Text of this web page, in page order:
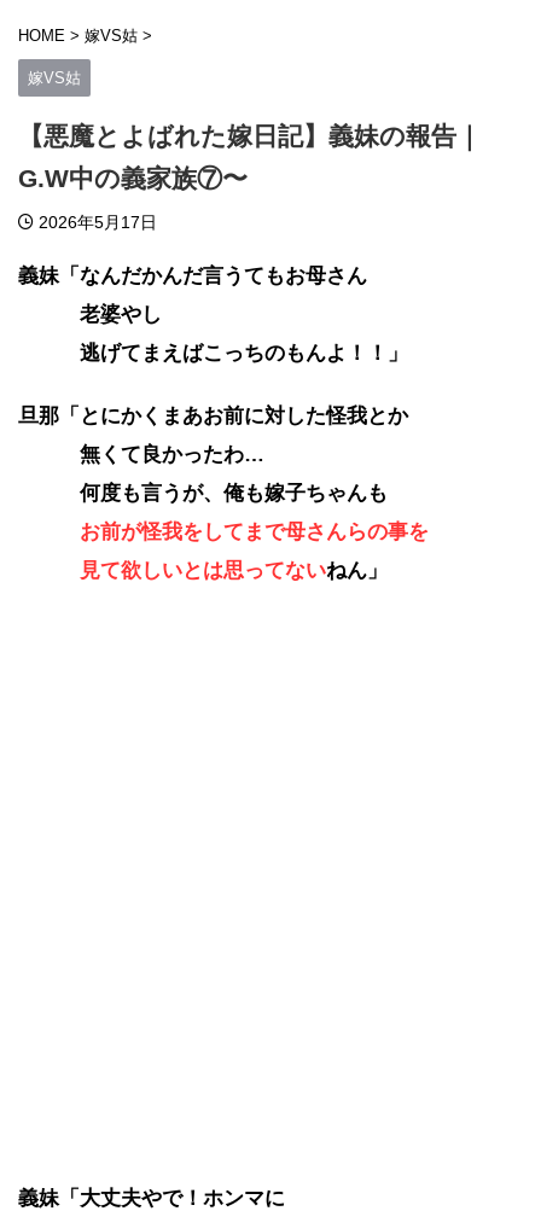
HOME > 嫁VS姑 >
嫁VS姑
【悪魔とよばれた嫁日記】義妹の報告｜
G.W中の義家族⑦〜
2026年5月17日
義妹「なんだかんだ言うてもお母さん
老婆やし
逃げてまえばこっちのもんよ！！」
旦那「とにかくまあお前に対した怪我とか
無くて良かったわ…
何度も言うが、俺も嫁子ちゃんも
お前が怪我をしてまで母さんらの事を
見て欲しいとは思ってないねん」
義妹「大丈夫やで！ホンマに